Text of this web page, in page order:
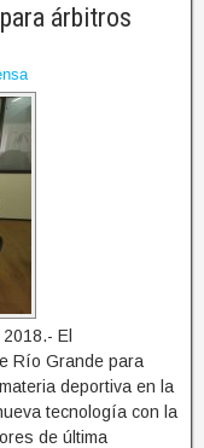
árbitros
El
Río Grande para
deportiva en la
tecnología con la
de última